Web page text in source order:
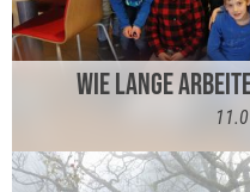
WIE LANGE